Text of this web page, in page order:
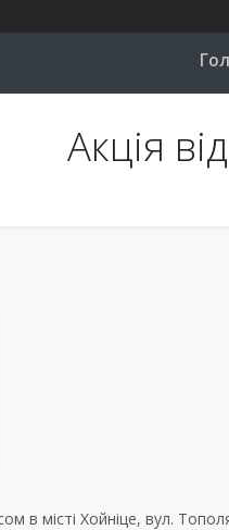
Акція
в місті Хойніце, вул.